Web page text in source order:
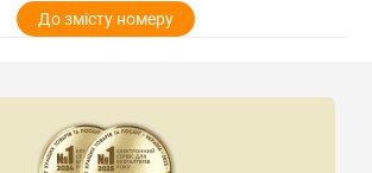
До змісту номеру